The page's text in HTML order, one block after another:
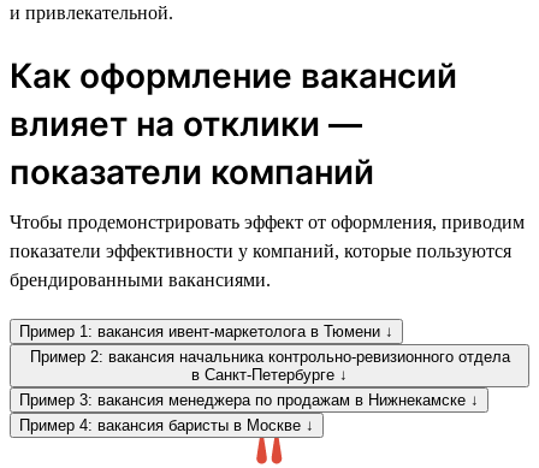
и привлекательной.
Как оформление вакансий
влияет на отклики —
показатели компаний
Чтобы продемонстрировать эффект от оформления, приводим
показатели эффективности у компаний, которые пользуются
брендированными вакансиями.
Пример 1: вакансия ивент-маркетолога в Тюмени ↓
Пример 2: вакансия начальника контрольно-ревизионного отдела
в Санкт-Петербурге ↓
Пример 3: вакансия менеджера по продажам в Нижнекамске ↓
Пример 4: вакансия баристы в Москве ↓